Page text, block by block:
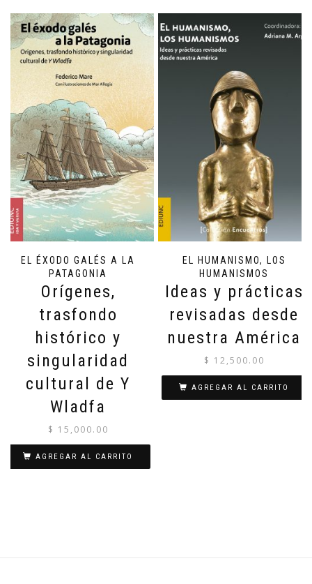
EL ÉXODO GALÉS A LA
PATAGONIA
Orígenes,
trasfondo
histórico y
singularidad
cultural de Y
Wladfa
$ 15,000.00
AGREGAR AL CARRITO
EL HUMANISMO, LOS
HUMANISMOS
Ideas y prácticas
revisadas desde
nuestra América
$ 12,500.00
AGREGAR AL CARRITO